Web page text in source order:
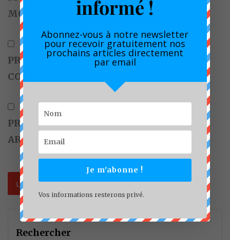
MON PROCHAIN COMMENTAIRE.
PRÉVENEZ-MOI DE TOUS LES NOUVEAUX
COMMENTAIRES PAR E-MAIL.
PRÉVENEZ-MOI DE TOUS LES NOUVEAUX
ARTICLES PAR E-MAIL.
Rechercher
informé !
Abonnez-vous à notre newsletter
pour recevoir gratuitement nos
prochains articles directement
par email
Je m'abonne !
Vos informations resterons privé.